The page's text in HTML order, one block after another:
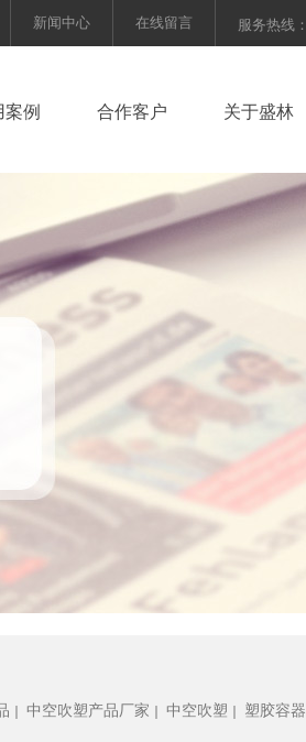
新闻中心 在线留言 服务热线：
案例 合作客户 关于盛林
中空吹塑产品厂家 中空吹塑 塑胶容器